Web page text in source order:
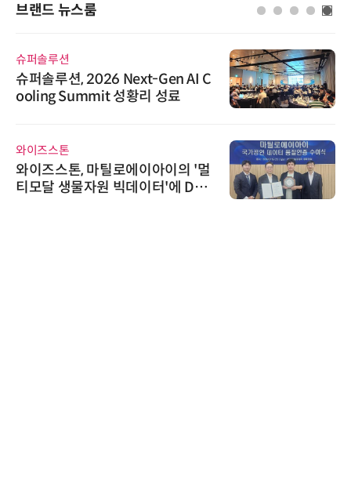
브랜드 뉴스룸
에이블스토어
시놀로지, 1U 백업 어플라이언스
DP5200 출시
다래전략사업화센터
다래전략사업화센터, 'BIO USA 2
026'서 글로벌 빅파마와의 비즈니